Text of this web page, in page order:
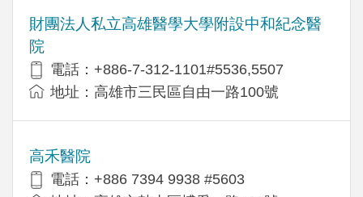
財團法人私立高雄醫學大學附設中和紀念醫
院
電話：+886-7-312-1101#5536,5507
地址：高雄市三民區自由一路100號
高禾醫院
電話：+886 7394 9938 #5603